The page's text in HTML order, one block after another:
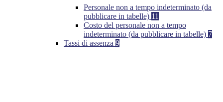
Personale non a tempo indeterminato (da
pubblicare in tabelle) 11
Costo del personale non a tempo
indeterminato (da pubblicare in tabelle) 7
Tassi di assenza 9